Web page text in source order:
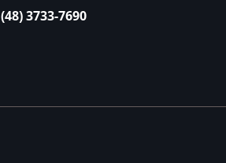
(48) 3733-7690